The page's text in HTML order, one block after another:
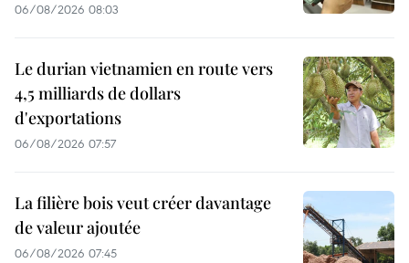
06/08/2026 08:03
Le durian vietnamien en route vers
4,5 milliards de dollars
d'exportations
06/08/2026 07:57
La filière bois veut créer davantage
de valeur ajoutée
06/08/2026 07:45